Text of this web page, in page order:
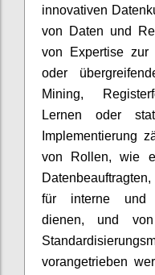
innovativen
von Daten und
von Expertise zur
oder
Mining,
Lernen oder
Implementierung
von Rollen, wie
für interne und
dienen, und
vorangetrieben